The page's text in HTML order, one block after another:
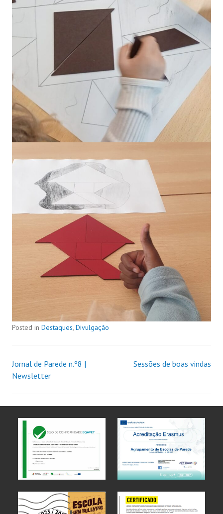
Posted in Destaques, Divulgação
Jornal de Parede n.º8 |
Newsletter
Sessões de boas vindas